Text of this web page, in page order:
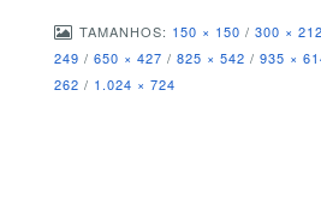
TAMANHOS: 150 × 150 / 300 × 212
249 / 650 × 427 / 825 × 542 / 935 ×
262 / 1.024 × 724